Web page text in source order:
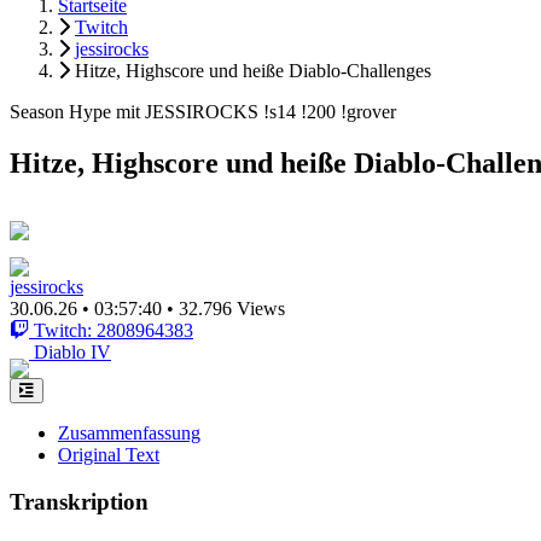
Startseite
Twitch
jessirocks
Hitze, Highscore und heiße Diablo-Challenges
Season Hype mit JESSIROCKS !s14 !200 !grover
Hitze, Highscore und heiße Diablo-
jessirocks
30.06.26 • 03:57:40 • 32.796 Views
Twitch: 2808964383
Diablo IV
Zusammenfassung
Original Text
Transkription